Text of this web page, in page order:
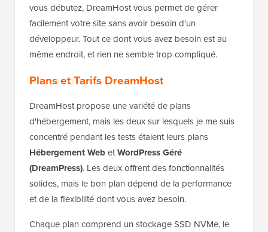
vous débutez, DreamHost vous permet de gérer
facilement votre site sans avoir besoin d'un
développeur. Tout ce dont vous avez besoin est au
même endroit, et rien ne semble trop compliqué.
Plans et Tarifs DreamHost
DreamHost propose une variété de plans
d'hébergement, mais les deux sur lesquels je me suis
concentré pendant les tests étaient leurs plans
Hébergement WebetWordPress Géré
(DreamPress). Les deux offrent des fonctionnalités
solides, mais le bon plan dépend de la performance
et de la flexibilité dont vous avez besoin.
Chaque plan comprend un stockage SSD NVMe, le